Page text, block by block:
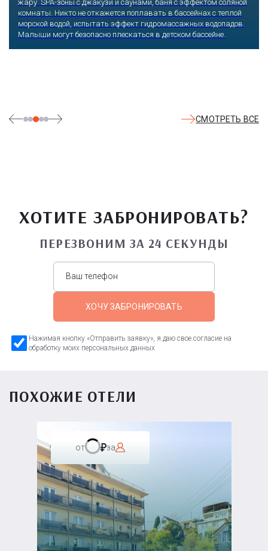
жару SPA-зоны с джакузи и саунами, баня с эффектом соляной
комнаты. Никто не откажется поплавать в бассейнах с теплой
морской водой, испытать эффект гидромассажных водопадов.
Малыши могут безопасно плескаться в детском бассейне.
СМОТРЕТЬ ВСЕ
ХОТИТЕ ЗАБРОНИРОВАТЬ?
ПЕРЕЗВОНИМ ЗА 24 СЕКУНДЫ
ХОЧУ ЗАБРОНИРОВАТЬ
Нажимая кнопку «Отправить заявку», я даю свое согласие на
обработку моих персональных данных
ПОХОЖИЕ ОТЕЛИ
от за